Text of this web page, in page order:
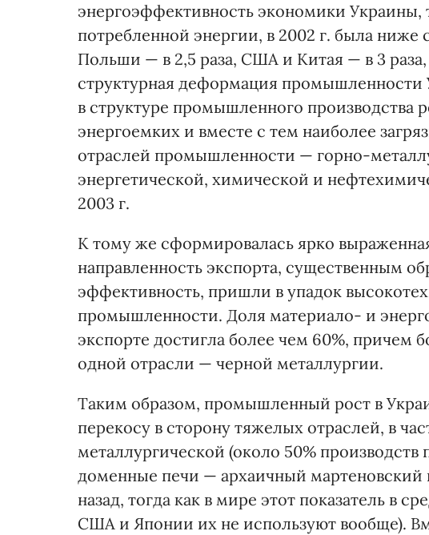
энергоэффективность экономики Украины,
потребленной энергии, в 2002 г. была ниже
Польши — в 2,5 раза, США и Китая — в 3
структурная деформация промышленности
в структуре промышленного производства
энергоемких и вместе с тем наиболее
отраслей промышленности — горно-
энергетической, химической и
2003 г.
К тому же сформировалась ярко
направленность экспорта, существенным
эффективность, пришли в упадок
промышленности. Доля материало- и
экспорте достигла более чем 60%, причем
одной отрасли — черной металлургии.
Таким образом, промышленный рост в
перекосу в сторону тяжелых отраслей, в
металлургической (около 50% производств
доменные печи — архаичный мартеновский
назад, тогда как в мире этот показатель в
США и Японии их не используют вообще).